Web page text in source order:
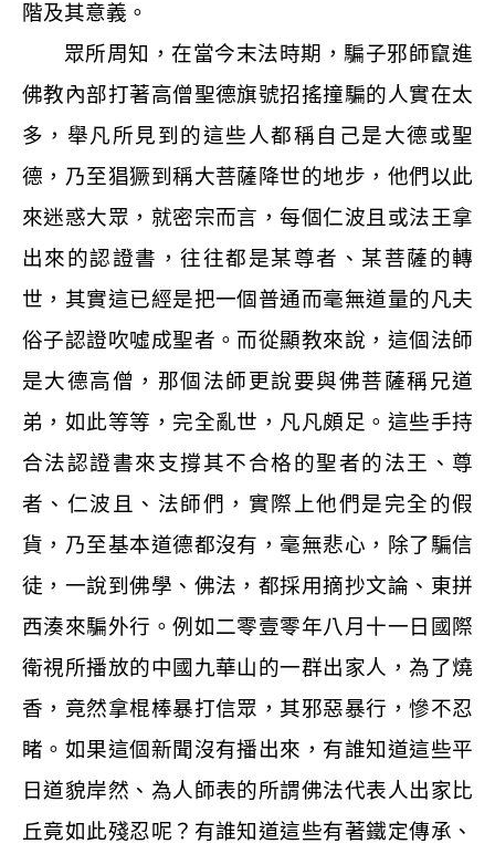
階及其意義。
眾所周知，在當今末法時期，騙子邪師竄進
佛教內部打著高僧聖德旗號招搖撞騙的人實在太
多，舉凡所見到的這些人都稱自己是大德或聖
德，乃至猖獗到稱大菩薩降世的地步，他們以此
來迷惑大眾，就密宗而言，每個仁波且或法王拿
出來的認證書，往往都是某尊者、某菩薩的轉
世，其實這已經是把一個普通而毫無道量的凡夫
俗子認證吹噓成聖者。而從顯教來說，這個法師
是大德高僧，那個法師更說要與佛菩薩稱兄道
弟，如此等等，完全亂世，凡凡頗足。這些手持
合法認證書來支撐其不合格的聖者的法王、尊
者、仁波且、法師們，實際上他們是完全的假
貨，乃至基本道德都沒有，毫無悲心，除了騙信
徒，一說到佛學、佛法，都採用摘抄文論、東拼
西湊來騙外行。例如二零壹零年八月十一日國際
衛視所播放的中國九華山的一群出家人，為了燒
香，竟然拿棍棒暴打信眾，其邪惡暴行，慘不忍
睹。如果這個新聞沒有播出來，有誰知道這些平
日道貌岸然、為人師表的所謂佛法代表人出家比
丘竟如此殘忍呢？有誰知道這些有著鐵定傳承、